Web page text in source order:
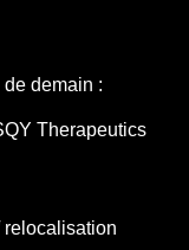
demain :
Therapeutics